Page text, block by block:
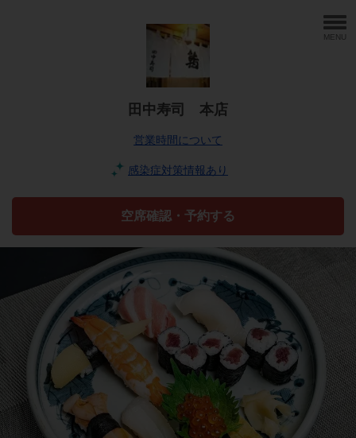
MENU
田中寿司 本店
営業時間について
感染症対策情報あり
空席確認・予約する